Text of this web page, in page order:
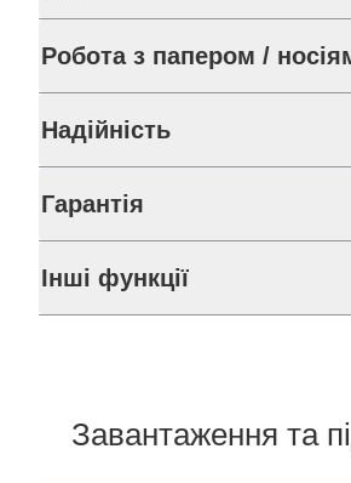
Робота з папером /
Надійність
Гарантія
Інші функції
Завантаження та